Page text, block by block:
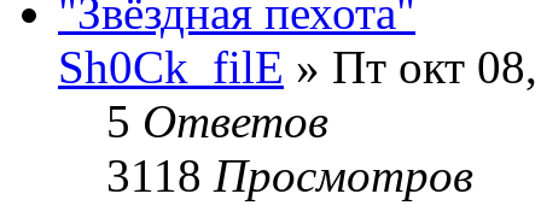
"Звёздная пехота"
Sh0Ck_filE » Пт окт
5 Ответов
3118 Просмотров